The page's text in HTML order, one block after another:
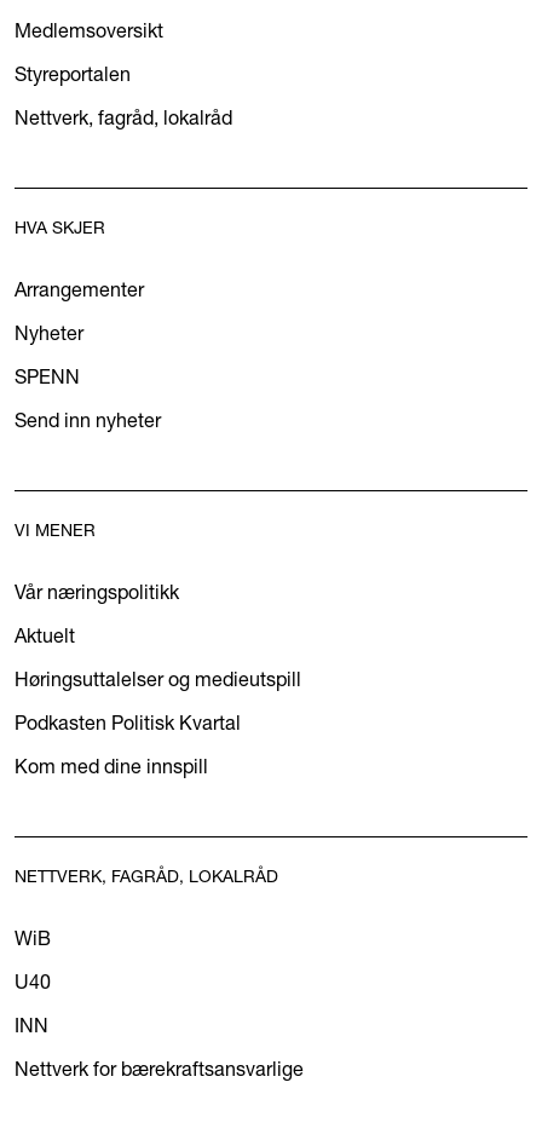
Medlemsoversikt
Styreportalen
Nettverk, fagråd, lokalråd
HVA SKJER
Arrangementer
Nyheter
SPENN
Send inn nyheter
VI MENER
Vår næringspolitikk
Aktuelt
Høringsuttalelser og medieutspill
Podkasten Politisk Kvartal
Kom med dine innspill
NETTVERK, FAGRÅD, LOKALRÅD
WiB
U40
INN
Nettverk for bærekraftsansvarlige